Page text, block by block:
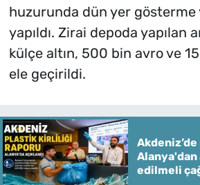
huzurunda dün yer gösterme
yapıldı. Zirai depoda yapılan
külçe altın, 500 bin avro ve
ele geçirildi.
edilmeli